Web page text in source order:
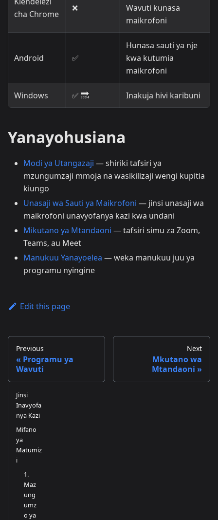
cha Chrome
❌
Wavuti kunasa
maikrofoni
Android ✅
Hunasa sauti ya nje
kwa kutumia
maikrofoni
Windows ✅ 🔜 Inakuja hivi karibuni
Yanayohusiana
Modi ya Utangazaji — shiriki tafsiri ya
mzungumzaji mmoja na wasikilizaji wengi kupitia
kiungo
Unasaji wa Sauti ya Maikrofoni — jinsi unasaji wa
maikrofoni unavyofanya kazi kwa undani
Mikutano ya Mtandaoni — tafsiri simu za Zoom,
Teams, au Meet
Manukuu Yanayoelea — weka manukuu juu ya
programu nyingine
Edit this page
Previous
Programu ya
Wavuti
Next
Mkutano wa
Mtandaoni
Jinsi
Inavyofa
nya Kazi
Mifano
ya
Matumiz
i
1.
Maz
ung
umz
o ya